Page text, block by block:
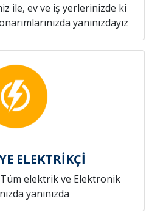
ile, ev ve iş yerlerinizde ki
yanınızdayız
ELEKTRİKÇİ
elektrik ve Elektronik
yanınızda